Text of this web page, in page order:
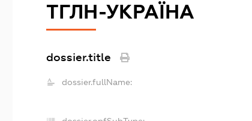
ТГЛН-УКРАЇНА
dossier.title
dossier.fullName: